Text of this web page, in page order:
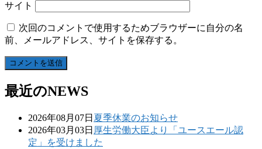
サイト
次回のコメントで使用するためブラウザーに自分の名
前、メールアドレス、サイトを保存する。
最近のNEWS
2026年08月07日 夏季休業のお知らせ
2026年03月03日 厚生労働大臣より「ユースエール認
定」を受けました